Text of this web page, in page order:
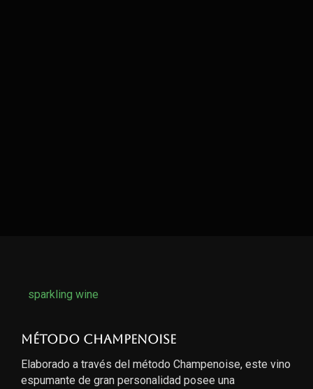
sparkling wine
Método Champenoise
Elaborado a través del método Champenoise, este vino
espumante de gran personalidad posee una